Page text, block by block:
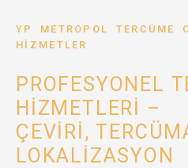
YP METROPOL TERCÜME
HIZMETLER
PROFESYONEL
HIZMETLERI –
ÇEVIRI,
LOKALIZASYON